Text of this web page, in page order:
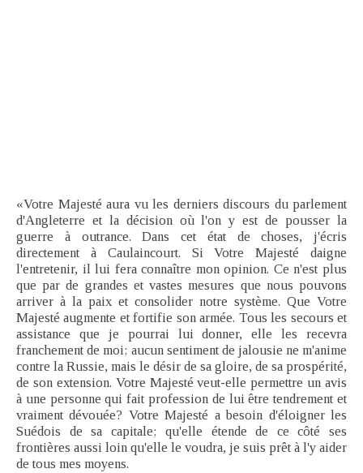
«Votre Majesté aura vu les derniers discours du parlement
d'Angleterre et la décision où l'on y est de pousser la
guerre à outrance. Dans cet état de choses, j'écris
directement à Caulaincourt. Si Votre Majesté daigne
l'entretenir, il lui fera connaître mon opinion. Ce n'est plus
que par de grandes et vastes mesures que nous pouvons
arriver à la paix et consolider notre système. Que Votre
Majesté augmente et fortifie son armée. Tous les secours et
assistance que je pourrai lui donner, elle les recevra
franchement de moi; aucun sentiment de jalousie ne m'anime
contre la Russie, mais le désir de sa gloire, de sa prospérité,
de son extension. Votre Majesté veut-elle permettre un avis
à une personne qui fait profession de lui être tendrement et
vraiment dévouée? Votre Majesté a besoin d'éloigner les
Suédois de sa capitale; qu'elle étende de ce côté ses
frontières aussi loin qu'elle le voudra, je suis prêt à l'y aider
de tous mes moyens.